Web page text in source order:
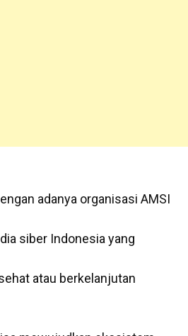
adanya organisasi AMSI
siber Indonesia yang
atau berkelanjutan